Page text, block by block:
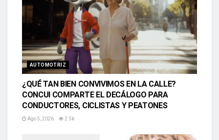
AUTOMOTRIZ
¿QUÉ TAN BIEN CONVIVIMOS EN LA CALLE?
CONCUI COMPARTE EL DECÁLOGO PARA
CONDUCTORES, CICLISTAS Y PEATONES
Ago 5, 2026 2.5k